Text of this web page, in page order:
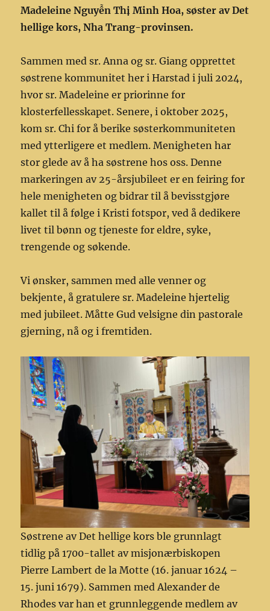
Madeleine Nguyễn Thị Minh Hoa, søster av Det
hellige kors, Nha Trang-provinsen.
Sammen med sr. Anna og sr. Giang opprettet
søstrene kommunitet her i Harstad i juli 2024,
hvor sr. Madeleine er priorinne for
klosterfellesskapet. Senere, i oktober 2025,
kom sr. Chi for å berike søsterkommuniteten
med ytterligere et medlem. Menigheten har
stor glede av å ha søstrene hos oss. Denne
markeringen av 25-årsjubileet er en feiring for
hele menigheten og bidrar til å bevisstgjøre
kallet til å følge i Kristi fotspor, ved å dedikere
livet til bønn og tjeneste for eldre, syke,
trengende og søkende.
Vi ønsker, sammen med alle venner og
bekjente, å gratulere sr. Madeleine hjertelig
med jubileet. Måtte Gud velsigne din pastorale
gjerning, nå og i fremtiden.
Søstrene av Det hellige kors ble grunnlagt
tidlig på 1700-tallet av misjonærbiskopen
Pierre Lambert de la Motte (16. januar 1624 –
15. juni 1679). Sammen med Alexander de
Rhodes var han et grunnleggende medlem av